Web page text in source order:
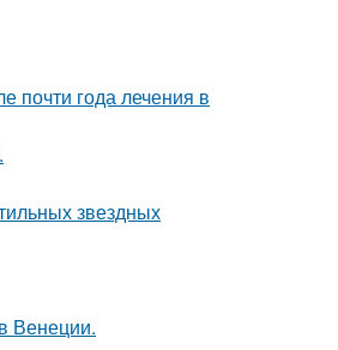
почти года лечения в
звездных
Венеции.